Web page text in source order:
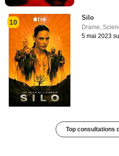
10
Silo
Drame ,
5 mai 2023
Top consultations